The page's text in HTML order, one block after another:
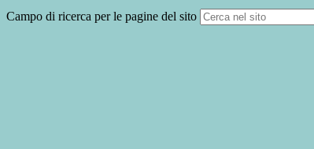
Campo di ricerca per le pagine del sito